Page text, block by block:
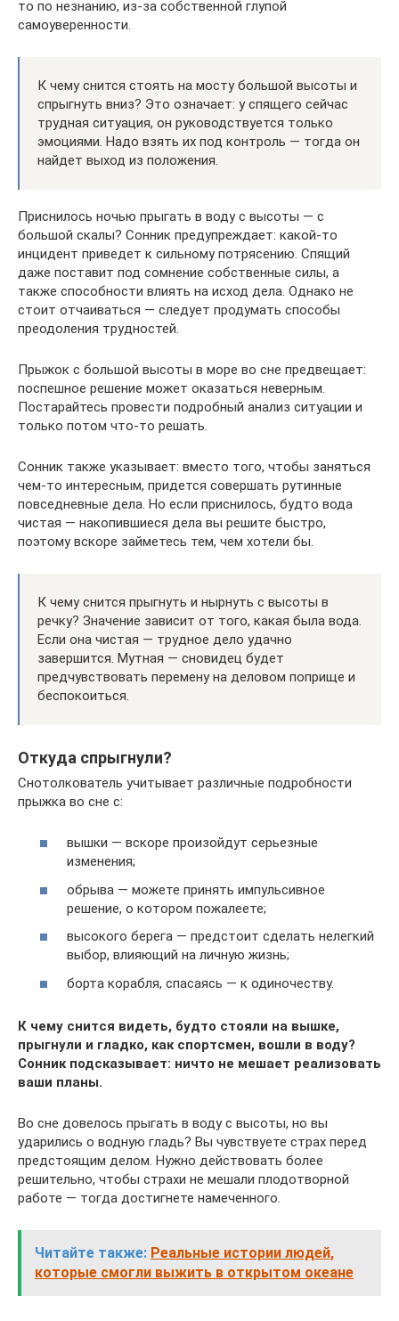
то по незнанию, из-за собственной глупой
самоуверенности.
К чему снится стоять на мосту большой высоты и
спрыгнуть вниз? Это означает: у спящего сейчас
трудная ситуация, он руководствуется только
эмоциями. Надо взять их под контроль — тогда он
найдет выход из положения.
Приснилось ночью прыгать в воду с высоты — с
большой скалы? Сонник предупреждает: какой-то
инцидент приведет к сильному потрясению. Спящий
даже поставит под сомнение собственные силы, а
также способности влиять на исход дела. Однако не
стоит отчаиваться — следует продумать способы
преодоления трудностей.
Прыжок с большой высоты в море во сне предвещает:
поспешное решение может оказаться неверным.
Постарайтесь провести подробный анализ ситуации и
только потом что-то решать.
Сонник также указывает: вместо того, чтобы заняться
чем-то интересным, придется совершать рутинные
повседневные дела. Но если приснилось, будто вода
чистая — накопившиеся дела вы решите быстро,
поэтому вскоре займетесь тем, чем хотели бы.
К чему снится прыгнуть и нырнуть с высоты в
речку? Значение зависит от того, какая была вода.
Если она чистая — трудное дело удачно
завершится. Мутная — сновидец будет
предчувствовать перемену на деловом поприще и
беспокоиться.
Откуда спрыгнули?
Снотолкователь учитывает различные подробности
прыжка во сне с:
вышки — вскоре произойдут серьезные
изменения;
обрыва — можете принять импульсивное
решение, о котором пожалеете;
высокого берега — предстоит сделать нелегкий
выбор, влияющий на личную жизнь;
борта корабля, спасаясь — к одиночеству.
К чему снится видеть, будто стояли на вышке,
прыгнули и гладко, как спортсмен, вошли в воду?
Сонник подсказывает: ничто не мешает реализовать
ваши планы.
Во сне довелось прыгать в воду с высоты, но вы
ударились о водную гладь? Вы чувствуете страх перед
предстоящим делом. Нужно действовать более
решительно, чтобы страхи не мешали плодотворной
работе — тогда достигнете намеченного.
Читайте также: Реальные истории людей,
которые смогли выжить в открытом океане